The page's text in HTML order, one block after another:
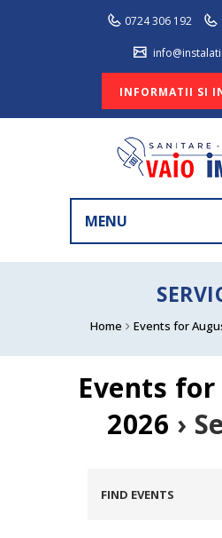
0724 306 192
INFORMATII SI
MENU
Home Events for
Events
2026 ›
FIND EVENTS